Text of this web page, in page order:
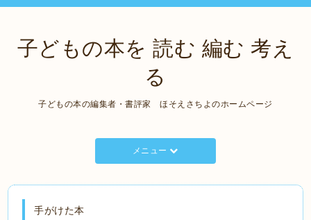
子どもの本を 読む 編む 考え
る
子どもの本の編集者・書評家 ほそえさちよのホームページ
メニュー
手がけた本